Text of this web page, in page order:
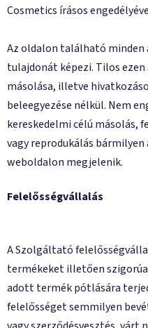
Cosmetics írásos
Az oldalon található minden
tulajdonát képezi. Tilos
másolása, illetve
beleegyezése nélkül. Nem
kereskedelmi célú másolás,
vagy reprodukálás
weboldalon megjelenik.
Felelősségvállalás
A Szolgáltató
termékeket illetően
adott termék pótlására
felelősséget semmilyen